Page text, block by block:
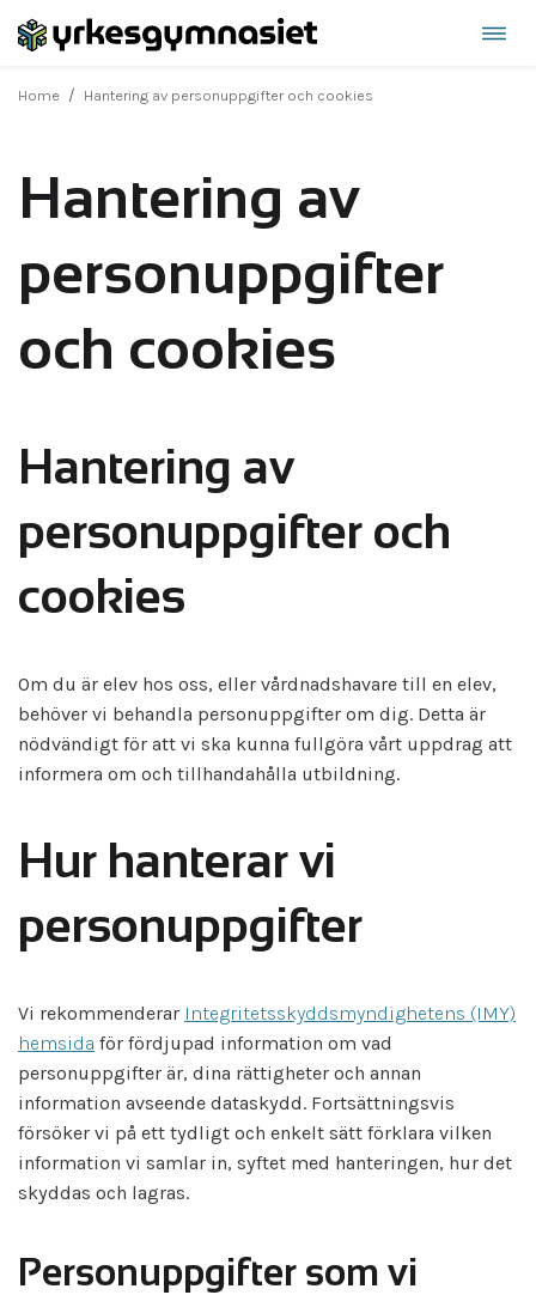
Hoppa
innehåll
Home / Hantering av personuppgifter och cookies
Hantering av
personuppgifter
och cookies
Hantering av
personuppgifter och
cookies
Om du är elev hos oss, eller vårdnadshavare till en elev,
behöver vi behandla personuppgifter om dig. Detta är
nödvändigt för att vi ska kunna fullgöra vårt uppdrag att
informera om och tillhandahålla utbildning.
Hur hanterar vi
personuppgifter
Vi rekommenderar Integritetsskyddsmyndighetens (IMY)
hemsida för fördjupad information om vad
personuppgifter är, dina rättigheter och annan
information avseende dataskydd. Fortsättningsvis
försöker vi på ett tydligt och enkelt sätt förklara vilken
information vi samlar in, syftet med hanteringen, hur det
skyddas och lagras.
Personuppgifter som vi